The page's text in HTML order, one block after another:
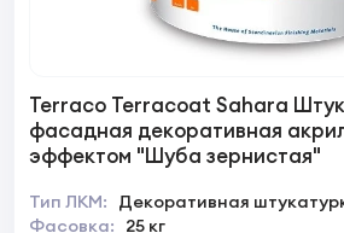
Terraco Terracoat Sahara
фасадная декоративная
эффектом "Шуба зернистая"
Тип ЛКМ:
Декоративная
Фасовка:
25 кг